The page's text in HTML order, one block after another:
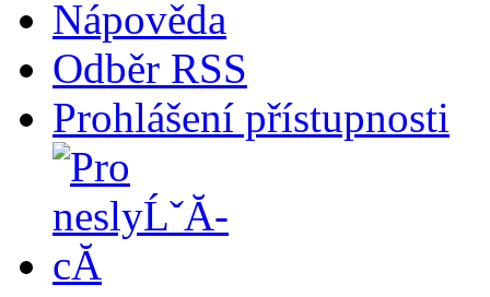
Nápověda
Odběr RSS
Prohlášení přístupnosti